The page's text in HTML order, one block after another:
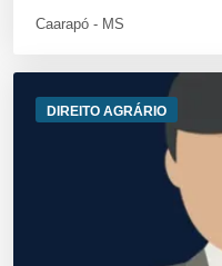
Caarapó - MS
DIREITO AGRÁRIO